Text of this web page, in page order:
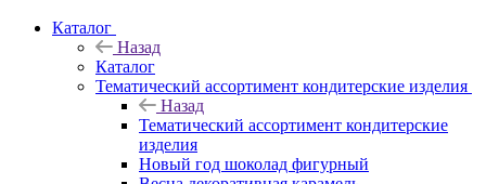
Каталог
Назад
Каталог
Тематический ассортимент кондитерские изделия
Назад
Тематический ассортимент кондитерские
изделия
Новый год шоколад фигурный